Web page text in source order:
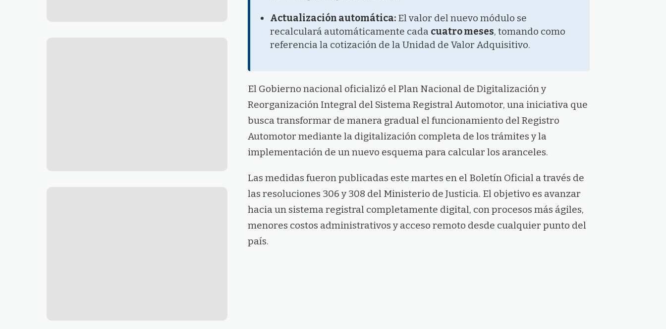
Actualización automática:El valor del nuevo módulo se
recalculará automáticamente cada cuatro meses, tomando como
referencia la cotización de la Unidad de Valor Adquisitivo.
El Gobierno nacional oficializó el Plan Nacional de Digitalización y
Reorganización Integral del Sistema Registral Automotor, una iniciativa que
busca transformar de manera gradual el funcionamiento del Registro
Automotor mediante la digitalización completa de los trámites y la
implementación de un nuevo esquema para calcular los aranceles.
Las medidas fueron publicadas este martes en el Boletín Oficial a través de
las resoluciones 306 y 308 del Ministerio de Justicia. El objetivo es avanzar
hacia un sistema registral completamente digital, con procesos más ágiles,
menores costos administrativos y acceso remoto desde cualquier punto del
país.